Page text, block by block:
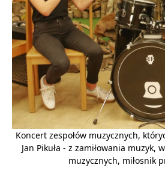
Koncert zespołów muzycznych,
Jan Pikuła - z zamiłowania muzyk,
muzycznych, miłosnik